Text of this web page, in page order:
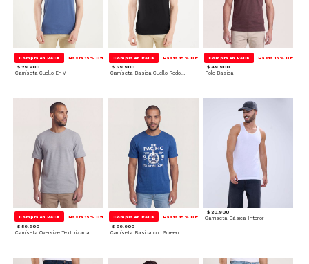
Compra en PACK Hasta 15% Off
$ 29.900
Camiseta Cuello En V
Compra en PACK Hasta 15% Off
$ 29.900
Camiseta Basica Cuello Redondo
Compra en PACK Hasta 15% Off
$ 49.900
Polo Basica
Compra en PACK Hasta 15% Off
$ 59.900
Camiseta Oversize Texturizada
Compra en PACK Hasta 15% Off
$ 39.900
Camiseta Basica con Screen
$ 20.900
Camiseta Básica Interior